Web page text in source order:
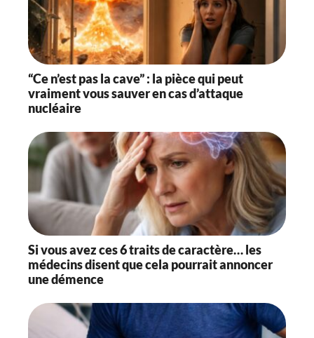
“Ce n’est pas la cave” : la pièce qui peut
vraiment vous sauver en cas d’attaque
nucléaire
Si vous avez ces 6 traits de caractère… les
médecins disent que cela pourrait annoncer
une démence